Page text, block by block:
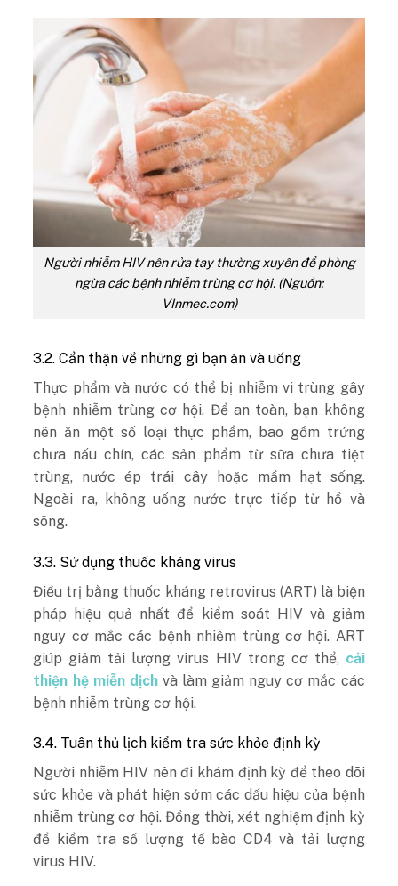
Người nhiễm HIV nên rửa tay thường xuyên để phòng
ngừa các bệnh nhiễm trùng cơ hội. (Nguồn:
VInmec.com)
3.2. Cẩn thận về những gì bạn ăn và uống
Thực phẩm và nước có thể bị nhiễm vi trùng gây
bệnh nhiễm trùng cơ hội. Để an toàn, bạn không
nên ăn một số loại thực phẩm, bao gồm trứng
chưa nấu chín, các sản phẩm từ sữa chưa tiệt
trùng, nước ép trái cây hoặc mầm hạt sống.
Ngoài ra, không uống nước trực tiếp từ hồ và
sông.
3.3. Sử dụng thuốc kháng virus
Điều trị bằng thuốc kháng retrovirus (ART) là biện
pháp hiệu quả nhất để kiểm soát HIV và giảm
nguy cơ mắc các bệnh nhiễm trùng cơ hội. ART
giúp giảm tải lượng virus HIV trong cơ thể, cải
thiện hệ miễn dịchvà làm giảm nguy cơ mắc các
bệnh nhiễm trùng cơ hội.
3.4. Tuân thủ lịch kiểm tra sức khỏe định kỳ
Người nhiễm HIV nên đi khám định kỳ để theo dõi
sức khỏe và phát hiện sớm các dấu hiệu của bệnh
nhiễm trùng cơ hội. Đồng thời, xét nghiệm định kỳ
để kiểm tra số lượng tế bào CD4 và tải lượng
virus HIV.